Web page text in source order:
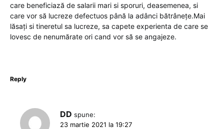
care beneficiază de salarii mari si sporuri, deasemenea, si
care vor să lucreze defectuos până la adânci bătrânețe.Mai
lăsați si tineretul sa lucreze, sa capete experienta de care se
lovesc de nenumărate ori cand vor să se angajeze.
Reply
DD spune:
23 martie 2021 la 19:27